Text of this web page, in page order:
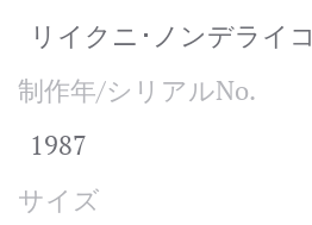
リイクニ･ノンデライコ
制作年/シリアルNo.
1987
サイズ